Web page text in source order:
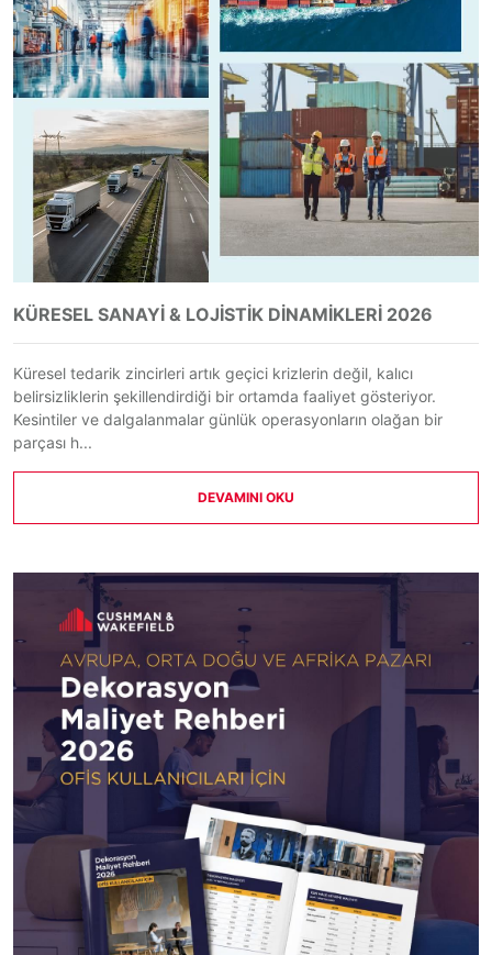
KÜRESEL SANAYİ & LOJİSTİK DİNAMİKLERİ 2026
Küresel tedarik zincirleri artık geçici krizlerin değil, kalıcı
belirsizliklerin şekillendirdiği bir ortamda faaliyet gösteriyor.
Kesintiler ve dalgalanmalar günlük operasyonların olağan bir
parçası h...
DEVAMINI OKU